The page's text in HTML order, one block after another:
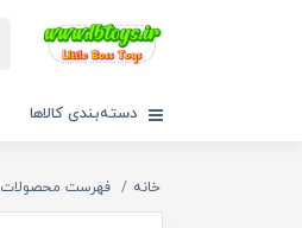
دسته‌بندی کالاها
خانه فهرست محصولات